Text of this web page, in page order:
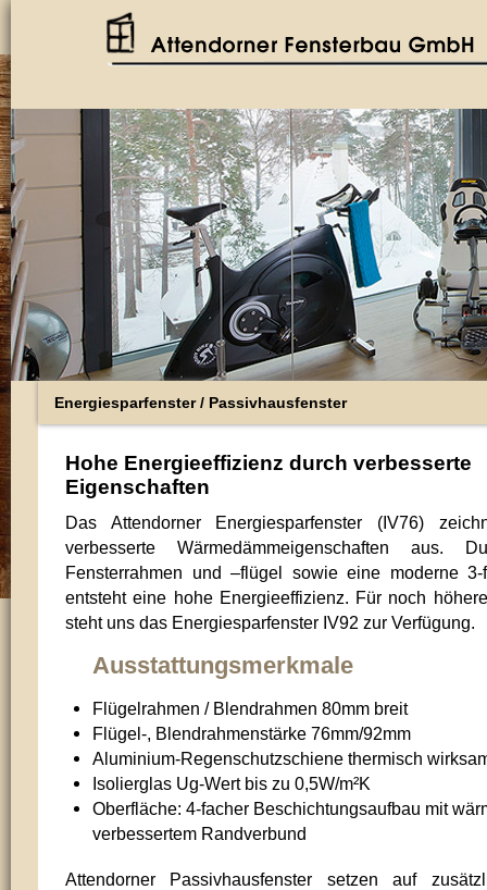
Attendorner Energiesparfenster in nordischer Kiefer, dunkel lasiert, in einem Wohnhaus in
Energiesparfenster / Passivhausfenster
Hohe Energieeffizienz durch verbesserte
Eigenschaften
Das Attendorner Energiesparfenster (IV76)
verbesserte Wärmedämmeigenschaften aus.
Fensterrahmen und –flügel sowie eine moderne 3-
entsteht eine hohe Energieeffizienz. Für noch
steht uns das Energiesparfenster IV92 zur Verfügung.
Ausstattungsmerkmale
Flügelrahmen / Blendrahmen 80mm breit
Flügel-, Blendrahmenstärke 76mm/92mm
Aluminium-Regenschutzschiene thermisch
Isolierglas Ug-Wert bis zu 0,5W/m²K
Oberfläche: 4-facher Beschichtungsaufbau mit
verbessertem Randverbund
Attendorner Passivhausfenster setzen auf